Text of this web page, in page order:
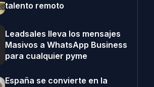
talento remoto
Leadsales lleva los mensajes
Masivos a WhatsApp Business
para cualquier pyme
España se convierte en la